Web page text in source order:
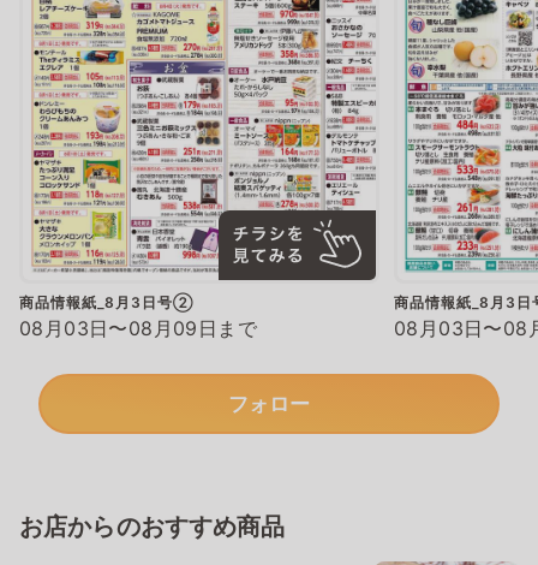
商品情報紙_8月3日号②
08月03日〜08月09日まで
商品情報紙_8月3
08月03日〜08
フォロー
お店からのおすすめ商品